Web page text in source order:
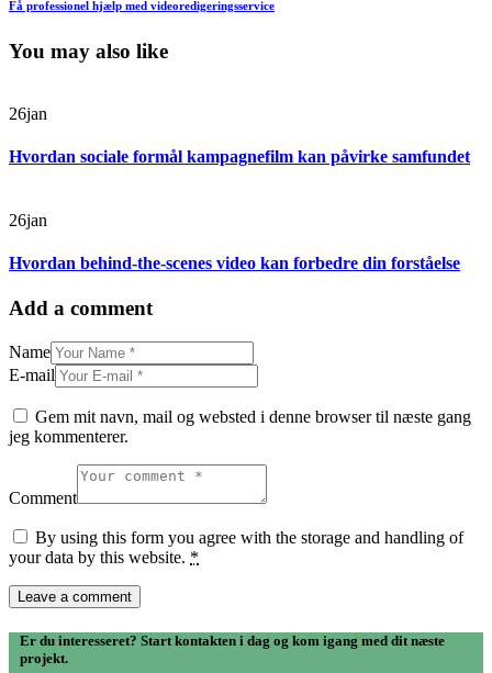
Få professionel hjælp med videoredigeringsservice
You may also like
26jan
Hvordan sociale formål kampagnefilm kan påvirke samfundet
26jan
Hvordan behind-the-scenes video kan forbedre din forståelse
Add a comment
Name
E-mail
Gem mit navn, mail og websted i denne browser til næste gang
jeg kommenterer.
Comment
By using this form you agree with the storage and handling of
your data by this website. *
Er du interesseret? Start kontakten i dag og kom igang med dit næste
projekt.